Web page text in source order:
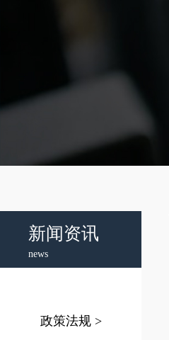
新闻资讯
news
政策法规 >